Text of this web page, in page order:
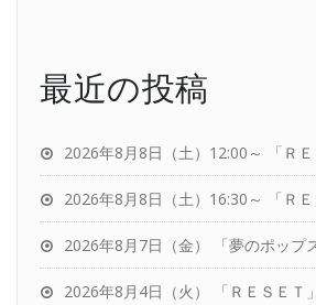
最近の投稿
2026年8月8日（土）12:00～ 「Ｒ
2026年8月8日（土）16:30～ 「Ｒ
2026年8月7日（金） 「夢のポップ
2026年8月4日（火） 「ＲＥＳＥＴ